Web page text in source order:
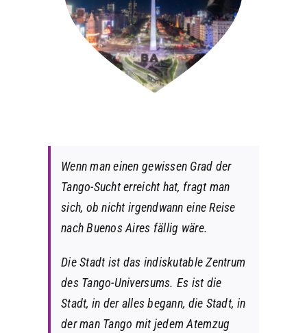
Wenn man einen gewissen Grad der
Tango-Sucht erreicht hat, fragt man
sich, ob nicht irgendwann eine Reise
nach Buenos Aires fällig wäre.
Die Stadt ist das indiskutable Zentrum
des Tango-Universums. Es ist die
Stadt, in der alles begann, die Stadt, in
der man Tango mit jedem Atemzug